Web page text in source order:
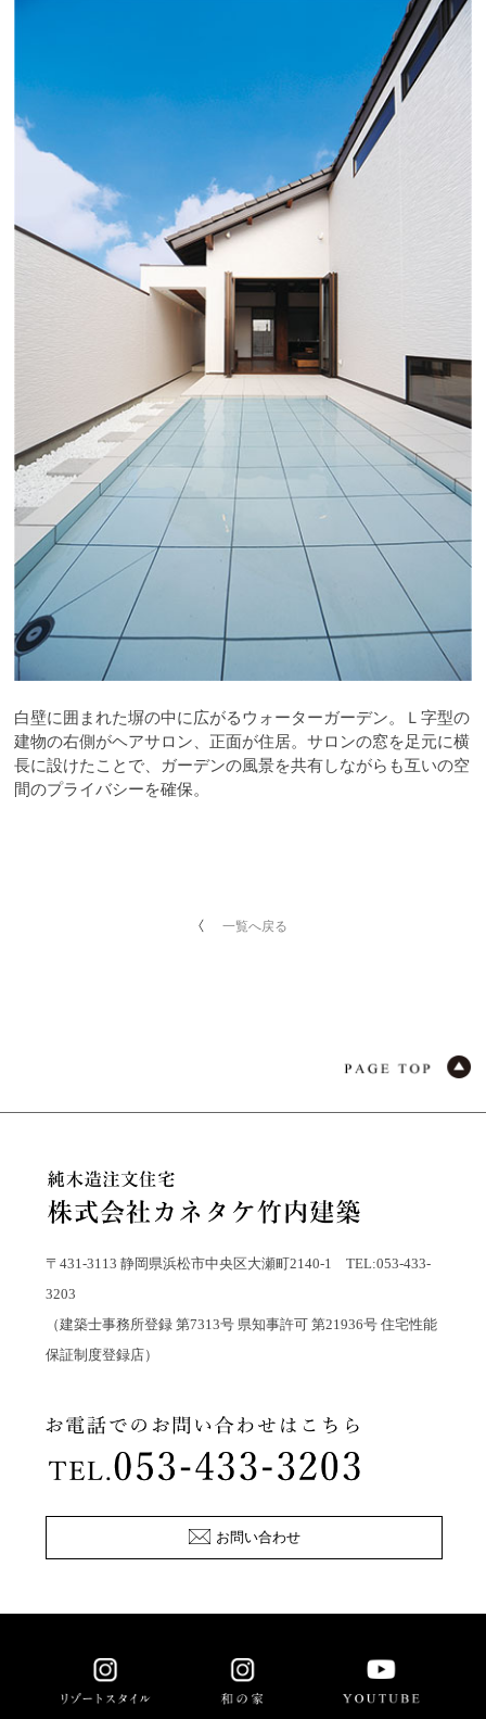
白壁に囲まれた塀の中に広がるウォーターガーデン。Ｌ字型の
建物の右側がヘアサロン、正面が住居。サロンの窓を足元に横
長に設けたことで、ガーデンの風景を共有しながらも互いの空
間のプライバシーを確保。
一覧へ戻る
〒431-3113 静岡県浜松市中央区大瀬町2140-1 TEL:053-433-
3203
（建築士事務所登録 第7313号 県知事許可 第21936号 住宅性能
保証制度登録店）
お問い合わせ